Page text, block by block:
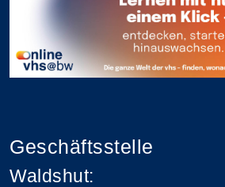
Geschäftsstelle
Waldshut: